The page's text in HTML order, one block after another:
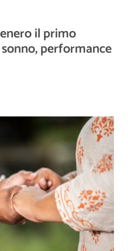
il primo
performance